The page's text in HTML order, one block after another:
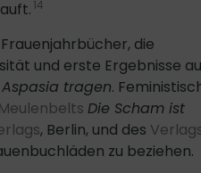
14
die
und erste Ergebnisse
tragen.
Die Scham ist
, Berlin, und des
zu beziehen.